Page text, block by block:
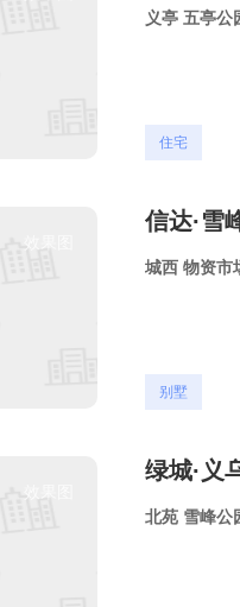
义亭 五亭公
住宅
效果图
信达·雪
城西 物资市
别墅
效果图
绿城·义
北苑 雪峰公